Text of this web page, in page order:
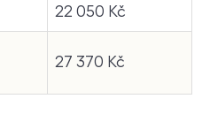
22 050 Kč
27 370 Kč